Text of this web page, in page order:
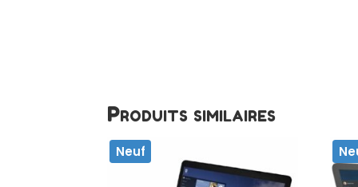
Produits similaires
Neuf